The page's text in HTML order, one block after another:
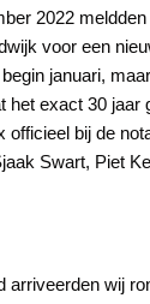
2022
voor een
januari,
het exact 30 jaar
officieel bij de
Swart, Piet
arriveerden wij